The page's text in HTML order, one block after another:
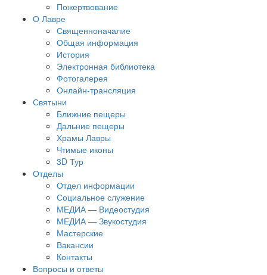
Пожертвование
О Лавре
Священноначалие
Общая информация
История
Электронная библиотека
Фотогалерея
Онлайн-трансляция
Святыни
Ближние пещеры
Дальние пещеры
Храмы Лавры
Чтимые иконы
3D Тур
Отделы
Отдел информации
Социальное служение
МЕДИА — Видеостудия
МЕДИА — Звукостудия
Мастерские
Вакансии
Контакты
Вопросы и ответы